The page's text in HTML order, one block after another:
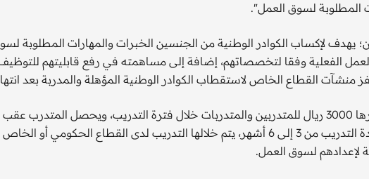
المطلوبة لسوق العمل".
يهدف لإكساب الكوادر الوطنية من الجنسين الخبرات والمهارات المطلوبة
الفعلية وفقا لتخصصاتهم، إضافة إلى مساهمته في رفع قابليتهم
منشآت القطاع الخاص لاستقطاب الكوادر الوطنية المؤهلة والمدربة بعد
كما يقدم المنتج مكافأة مالية قدرها 3000 ريال للمتدربين والمتدربات خلال فترة التدريب، ويحصل
على شهادة خبرة، فيما تتراوح مدة التدريب من 3 إلى 6 أشهر، يتم خلالها التدريب لدى القطاع
لإعدادهم لسوق العمل.